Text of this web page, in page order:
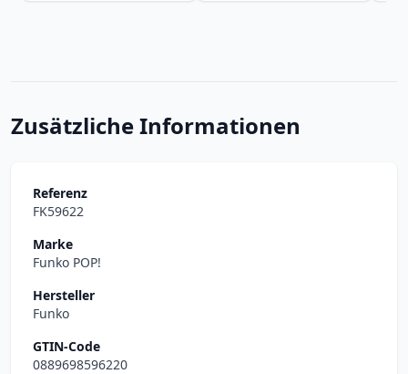
Zusätzliche Informationen
Referenz
FK59622
Marke
Funko POP!
Hersteller
Funko
GTIN-Code
0889698596220